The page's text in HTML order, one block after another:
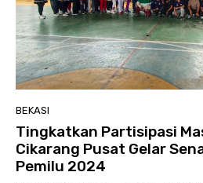
BEKASI
Tingkatkan Partisipasi
Cikarang Pusat Gelar
Pemilu 2024